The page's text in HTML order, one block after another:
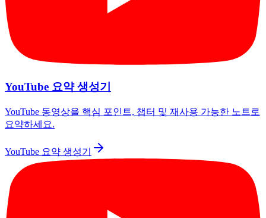
YouTube 요약 생성기
YouTube 동영상을 핵심 포인트, 챕터 및 재사용 가능한 노트로
요약하세요.
YouTube 요약 생성기